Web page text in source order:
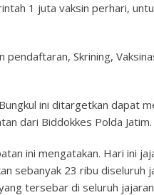
1 juta vaksin perhari,
pendaftaran, Skrining,
ini ditargetkan dapat
dari Biddokkes Polda Jatim.
ini mengatakan. Hari ini
sebanyak 23 ribu diseluruh
tersebar di seluruh